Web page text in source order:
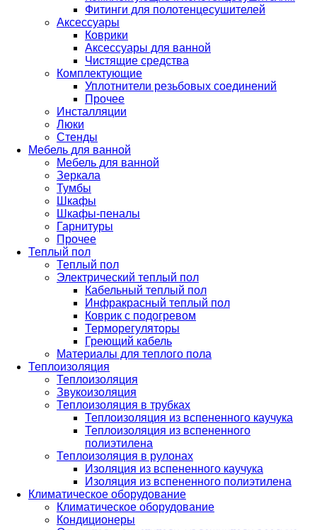
Фитинги для полотенцесушителей
Аксессуары
Коврики
Аксессуары для ванной
Чистящие средства
Комплектующие
Уплотнители резьбовых соединений
Прочее
Инсталляции
Люки
Стенды
Мебель для ванной
Мебель для ванной
Зеркала
Тумбы
Шкафы
Шкафы-пеналы
Гарнитуры
Прочее
Теплый пол
Теплый пол
Электрический теплый пол
Кабельный теплый пол
Инфракрасный теплый пол
Коврик с подогревом
Терморегуляторы
Греющий кабель
Материалы для теплого пола
Теплоизоляция
Теплоизоляция
Звукоизоляция
Теплоизоляция в трубках
Теплоизоляция из вспененного каучука
Теплоизоляция из вспененного
полиэтилена
Теплоизоляция в рулонах
Изоляция из вспененного каучука
Изоляция из вспененного полиэтилена
Климатическое оборудование
Климатическое оборудование
Кондиционеры